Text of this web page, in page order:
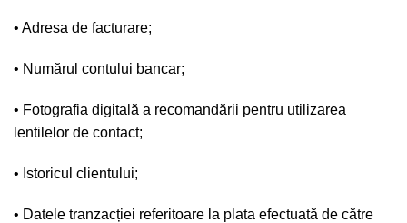
• Adresa de facturare;
• Numărul contului bancar;
• Fotografia digitală a recomandării pentru utilizarea
lentilelor de contact;
• Istoricul clientului;
• Datele tranzacției referitoare la plata efectuată de către